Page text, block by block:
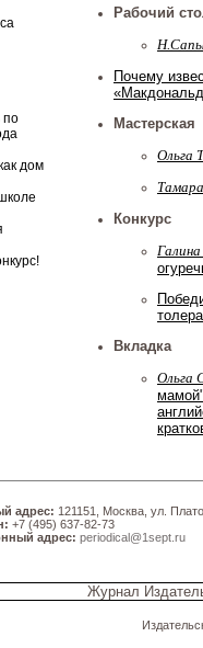
по
дом
Рабочий
Почему
Мастерская
Ольга
Конкурс
Вкладка
Ольга
адрес: 121151, Москва, ул.
+7 (495) 637-82-73
адрес: periodical@1sept.ru
Журнал